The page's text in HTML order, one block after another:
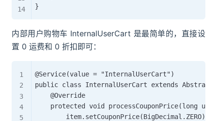
内部用户购物车 InternalUserCart 是最简单的，直接设
置 0 运费和 0 折扣即可：
@Service(value = "InternalUserCart")
public class InternalUserCart extends
    @Override
protected void processCouponPrice(long
        item.setCouponPrice(BigDecimal.ZERO);